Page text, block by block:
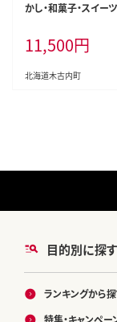
かし・和菓子・スイー
ト・セット
11,500円
北海道木古内町
目的別に探す
ランキングから